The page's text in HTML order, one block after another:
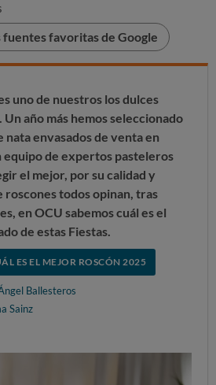
favoritas de Google
uno de nuestros los dulces
año más hemos seleccionado
nata envasados de venta en
equipo de expertos pasteleros
el mejor, por su calidad y
roscones todos opinan, tras
en OCU sabemos cuál es el
de estas Fiestas.
ES EL MEJOR ROSCÓN 2025
Ballesteros
Sainz